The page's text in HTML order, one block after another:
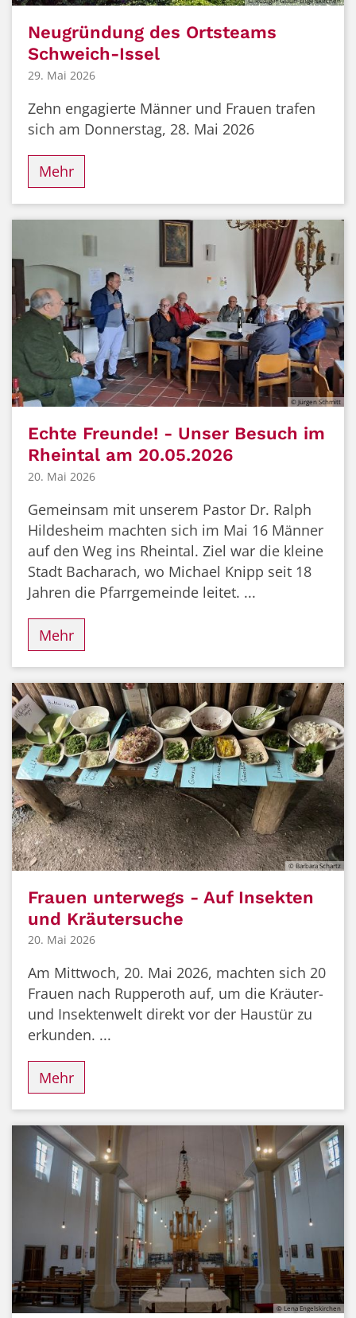
Neugründung des Ortsteams
Schweich-Issel
29. Mai 2026
Zehn engagierte Männer und Frauen trafen
sich am Donnerstag, 28. Mai 2026
Mehr
© Jürgen Schmitt
Echte Freunde! - Unser Besuch im
Rheintal am 20.05.2026
20. Mai 2026
Gemeinsam mit unserem Pastor Dr. Ralph
Hildesheim machten sich im Mai 16 Männer
auf den Weg ins Rheintal. Ziel war die kleine
Stadt Bacharach, wo Michael Knipp seit 18
Jahren die Pfarrgemeinde leitet. ...
Mehr
© Barbara Schartz
Frauen unterwegs - Auf Insekten
und Kräutersuche
20. Mai 2026
Am Mittwoch, 20. Mai 2026, machten sich 20
Frauen nach Rupperoth auf, um die Kräuter-
und Insektenwelt direkt vor der Haustür zu
erkunden. ...
Mehr
© Lena Engelskirchen